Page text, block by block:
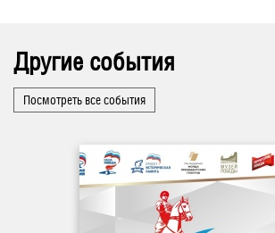
Другие события
Посмотреть все события